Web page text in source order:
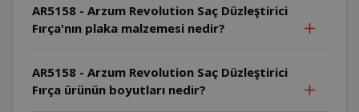
AR5158 - Arzum Revolution Saç Düzleştirici
Fırça'nın plaka malzemesi nedir?
AR5158 - Arzum Revolution Saç Düzleştirici
Fırça ürünün boyutları nedir?